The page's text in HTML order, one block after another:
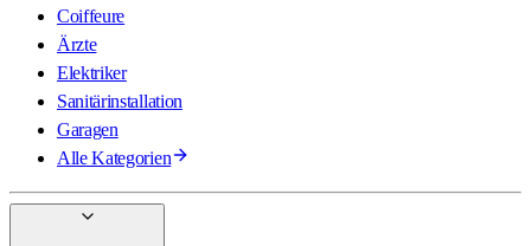
Coiffeure
Ärzte
Elektriker
Sanitärinstallation
Garagen
Alle Kategorien